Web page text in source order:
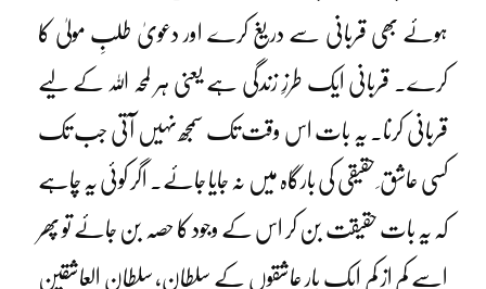
ہوئے بھی قربانی سے دریغ کرے اور دعویٰ طلبِ مولیٰ کا
کرے۔ قربانی ایک طرزِ زندگی ہے یعنی ہر لمحہ اللہ کے لیے
قربانی کرنا۔ یہ بات اس وقت تک سمجھ نہیں آتی جب تک
کسی عاشق ِ حقیقی کی بارگاہ میں نہ جایا جائے۔ اگر کوئی یہ چاہے
کہ یہ بات حقیقت بن کر اس کے وجود کا حصہ بن جائے تو پھر
اسے کم از کم ایک بار عاشقوں کے سلطان، سلطان العاشقین